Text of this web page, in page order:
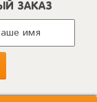
ЗАКАЗ